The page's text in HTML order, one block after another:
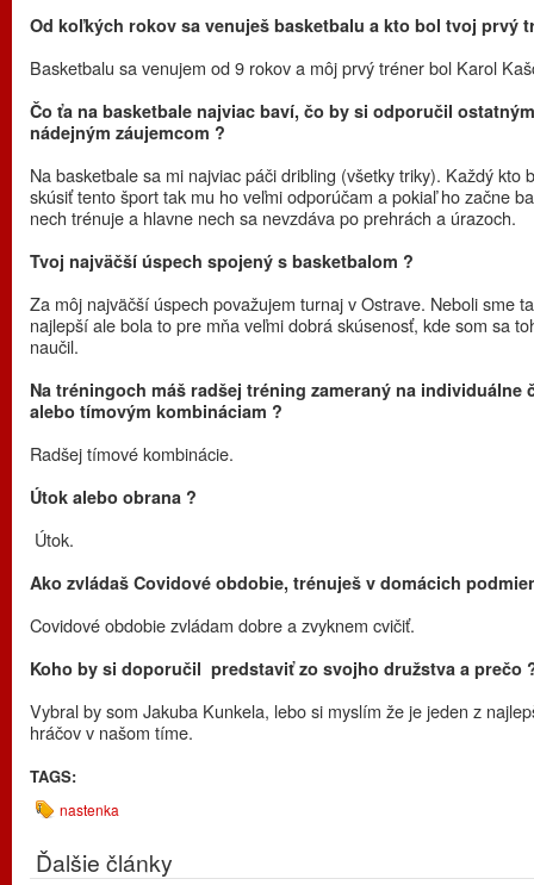
Od koľkých rokov sa venuješ basketbalu a kto bol tvoj prvý
Basketbalu sa venujem od 9 rokov a môj prvý tréner bol Karol
Čo ťa na basketbale najviac baví, čo by si odporučil ostatným
nádejným záujemcom ?
Na basketbale sa mi najviac páči dribling (všetky triky). Každý kto
skúsiť tento šport tak mu ho veľmi odporúčam a pokiaľ ho začne
nech trénuje a hlavne nech sa nevzdáva po prehrách a úrazoch.
Tvoj najväčší úspech spojený s basketbalom ?
Za môj najväčší úspech považujem turnaj v Ostrave. Neboli sme
najlepší ale bola to pre mňa veľmi dobrá skúsenosť, kde som sa
naučil.
Na tréningoch máš radšej tréning zameraný na individuálne
alebo tímovým kombináciam ?
Radšej tímové kombinácie.
Útok alebo obrana ?
Útok.
Ako zvládaš Covidové obdobie, trénuješ v domácich
Covidové obdobie zvládam dobre a zvyknem cvičiť.
Koho by si doporučil predstaviť zo svojho družstva a prečo
Vybral by som Jakuba Kunkela, lebo si myslím že je jeden z
hráčov v našom tíme.
TAGS:
nastenka
Ďalšie články